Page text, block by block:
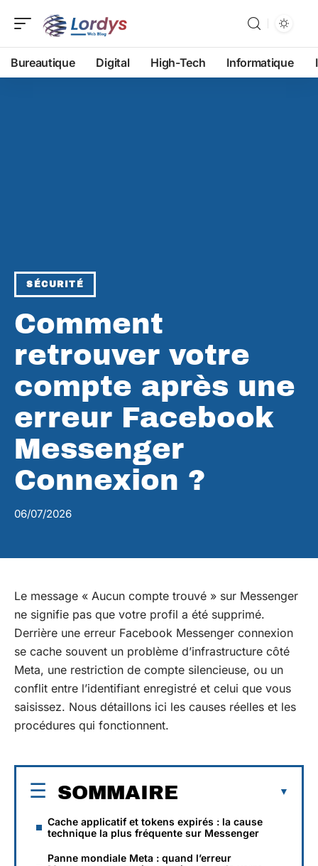
Bureautique Digital High-Tech Informatique
SÉCURITÉ
Comment
retrouver votre
compte après une
erreur Facebook
Messenger
Connexion ?
06/07/2026
Le message « Aucun compte trouvé » sur Messenger
ne signifie pas que votre profil a été supprimé.
Derrière une erreur Facebook Messenger connexion
se cache souvent un problème d’infrastructure côté
Meta, une restriction de compte silencieuse, ou un
conflit entre l’identifiant enregistré et celui que vous
saisissez. Nous détaillons ici les causes réelles et les
procédures qui fonctionnent.
SOMMAIRE
Cache applicatif et tokens expirés : la cause
technique la plus fréquente sur Messenger
Panne mondiale Meta : quand l’erreur